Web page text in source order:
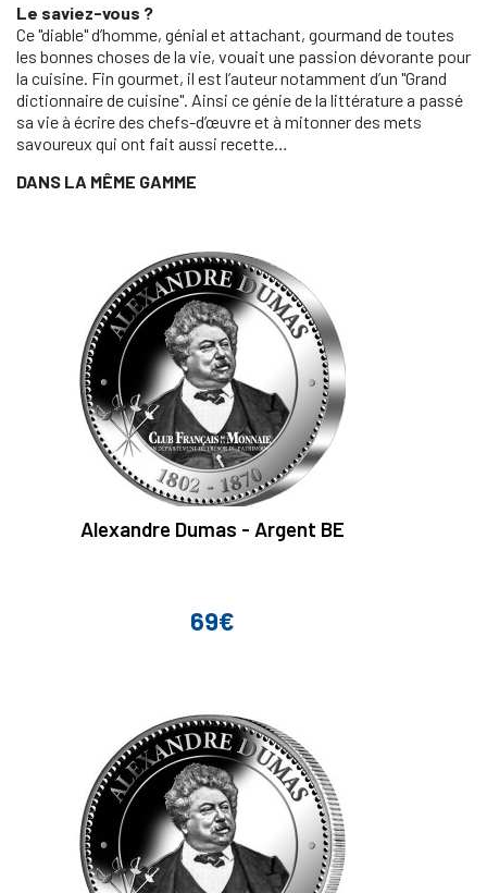
Le saviez-vous ?
Ce "diable" d’homme, génial et attachant, gourmand de toutes
les bonnes choses de la vie, vouait une passion dévorante pour
la cuisine. Fin gourmet, il est l’auteur notamment d’un "Grand
dictionnaire de cuisine". Ainsi ce génie de la littérature a passé
sa vie à écrire des chefs-d’œuvre et à mitonner des mets
savoureux qui ont fait aussi recette…
DANS LA MÊME GAMME
Alexandre Dumas - Argent BE
Prix
69€